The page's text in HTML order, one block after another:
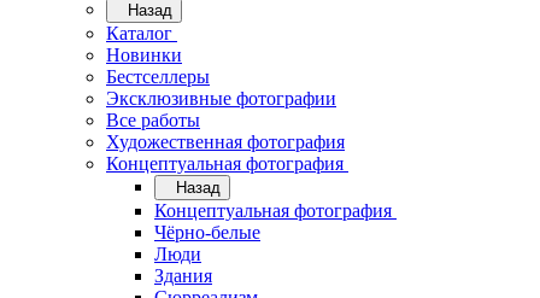
Назад
Каталог
Новинки
Бестселлеры
Эксклюзивные фотографии
Все работы
Художественная фотография
Концептуальная фотография
Назад
Концептуальная фотография
Чёрно-белые
Люди
Здания